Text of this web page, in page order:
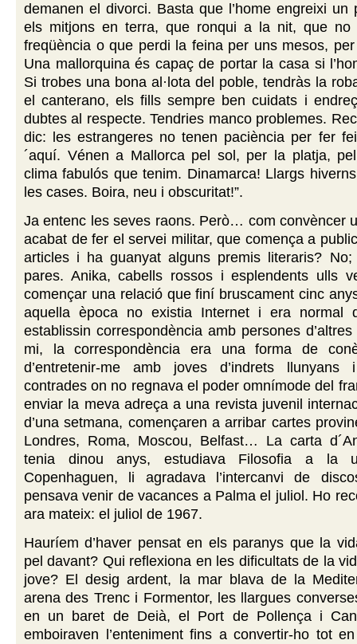
demanen el divorci. Basta que l’home engreixi un
els mitjons en terra, que ronqui a la nit, que no
freqüència o que perdi la feina per uns mesos,
Una mallorquina és capaç de portar la casa si
Si trobes una bona al·lota del poble, tendràs la
el canterano, els fills sempre ben cuidats i
dubtes al respecte. Tendries manco problemes.
dic: les estrangeres no tenen paciència per fer
´aquí. Vénen a Mallorca pel sol, per la platja,
clima fabulós que tenim. Dinamarca! Llargs
les cases. Boira, neu i obscuritat!”.
Ja entenc les seves raons. Però… com convèncer
acabat de fer el servei militar, que comença a
articles i ha guanyat alguns premis literaris?
pares. Anika, cabells rossos i esplendents ulls
començar una relació que finí bruscament cinc
aquella època no existia Internet i era normal
establissin correspondència amb persones
mi, la correspondència era una forma de
d’entretenir-me amb joves d’indrets
contrades on no regnava el poder omnímode del
enviar la meva adreça a una revista juvenil
d’una setmana, començaren a arribar cartes
Londres, Roma, Moscou, Belfast… La carta
tenia dinou anys, estudiava Filosofia a la
Copenhaguen, li agradava l’intercanvi de
pensava venir de vacances a Palma el juliol. Ho
ara mateix: el juliol de 1967.
Hauríem d’haver pensat en els paranys que la
pel davant? Qui reflexiona en les dificultats de la
jove? El desig ardent, la mar blava de la
arena des Trenc i Formentor, les llargues
en un baret de Deià, el Port de Pollença i
emboiraven l’enteniment fins a convertir-ho tot